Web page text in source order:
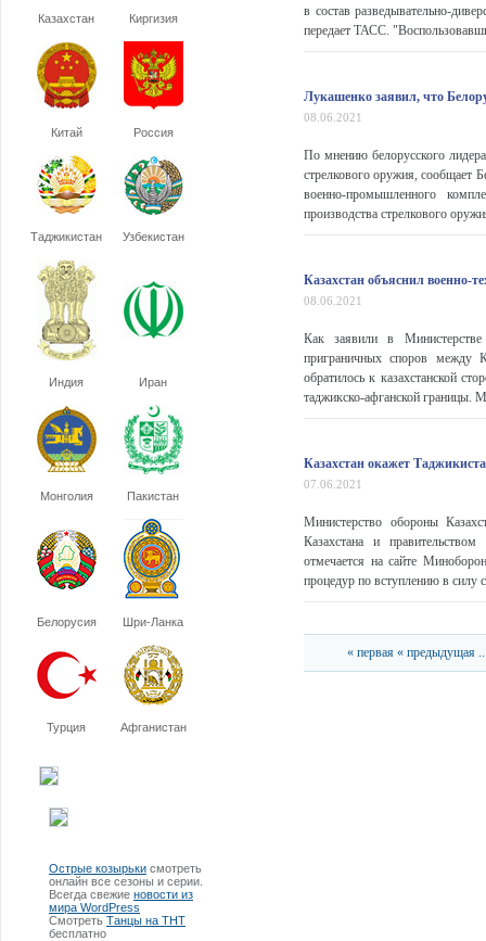
Казахстан Киргизия
Китай Россия
Таджикистан Узбекистан
Индия Иран
Монголия Пакистан
Белорусия Шри-Ланка
Турция Афганистан
Острые козырьки смотреть
онлайн все сезоны и серии.
Всегда свежие новости из
мира WordPress
Смотреть Танцы на ТНТ
бесплатно
в состав разведывательно-
передает ТАСС.
Лукашенко заявил, что
08.06.2021
По мнению белорусского
стрелкового оружия, сообщает
военно-промышленного
производства стрелкового
Казахстан объяснил военно-
08.06.2021
Как заявили в Министерстве
приграничных споров между
обратилось к казахстанской
таджикско-афганской границы.
Казахстан окажет
07.06.2021
Министерство обороны
Казахстана и
отмечается на сайте
процедур по вступлению в силу
« первая « предыдущая